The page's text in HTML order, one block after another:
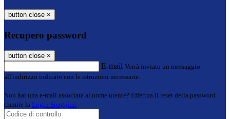
button close ×
Recupero password
button close ×
E-mail Verrà inviato un messaggio
all'indirizzo indicato con le istruzioni necessarie.
Non hai una e-mail associata al nome utente? Effettua il reset della password
tramite la Login Spaggiari